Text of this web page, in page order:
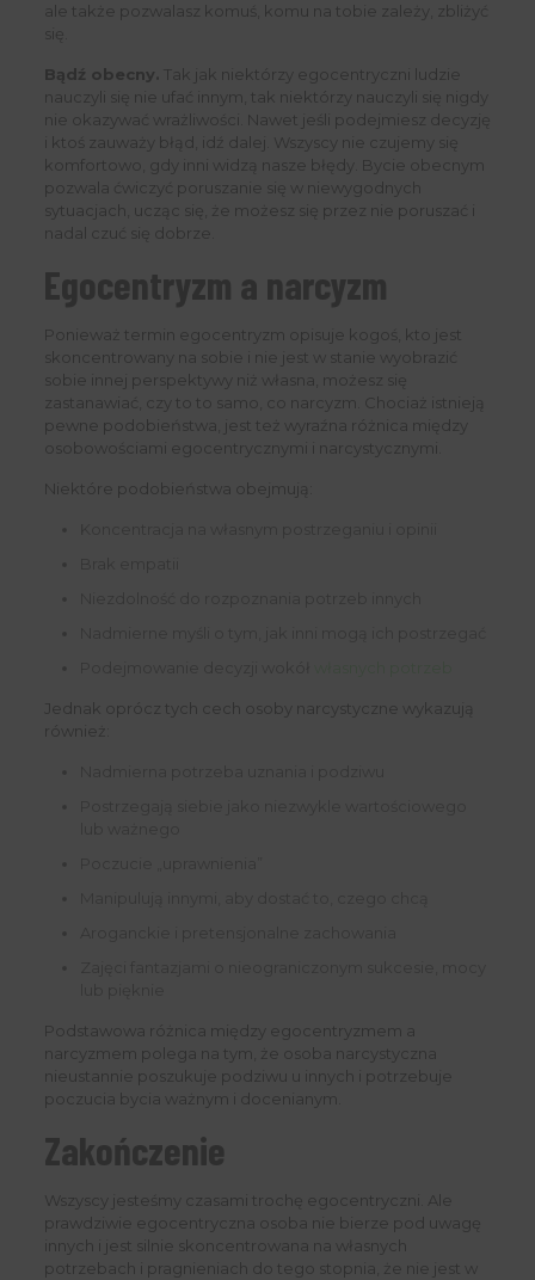
ale także pozwalasz komuś, komu na tobie zależy, zbliżyć
się.
Bądź obecny. Tak jak niektórzy egocentryczni ludzie
nauczyli się nie ufać innym, tak niektórzy nauczyli się nigdy
nie okazywać wrażliwości. Nawet jeśli podejmiesz decyzję
i ktoś zauważy błąd, idź dalej. Wszyscy nie czujemy się
komfortowo, gdy inni widzą nasze błędy. Bycie obecnym
pozwala ćwiczyć poruszanie się w niewygodnych
sytuacjach, ucząc się, że możesz się przez nie poruszać i
nadal czuć się dobrze.
Egocentryzm a narcyzm
Ponieważ termin egocentryzm opisuje kogoś, kto jest
skoncentrowany na sobie i nie jest w stanie wyobrazić
sobie innej perspektywy niż własna, możesz się
zastanawiać, czy to to samo, co narcyzm. Chociaż istnieją
pewne podobieństwa, jest też wyraźna różnica między
osobowościami egocentrycznymi i narcystycznymi.
Niektóre podobieństwa obejmują:
Jednak oprócz tych cech osoby narcystyczne wykazują
również:
Podstawowa różnica między egocentryzmem a
narcyzmem polega na tym, że osoba narcystyczna
nieustannie poszukuje podziwu u innych i potrzebuje
poczucia bycia ważnym i docenianym.
Zakończenie
Wszyscy jesteśmy czasami trochę egocentryczni. Ale
prawdziwie egocentryczna osoba nie bierze pod uwagę
innych i jest silnie skoncentrowana na własnych
potrzebach i pragnieniach do tego stopnia, że nie jest w